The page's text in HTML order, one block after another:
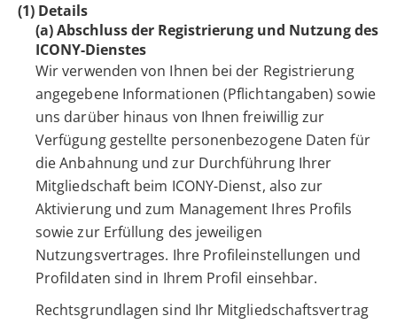
(1) Details
(a) Abschluss der Registrierung und Nutzung des
ICONY-Dienstes
Wir verwenden von Ihnen bei der Registrierung
angegebene Informationen (Pflichtangaben) sowie
uns darüber hinaus von Ihnen freiwillig zur
Verfügung gestellte personenbezogene Daten für
die Anbahnung und zur Durchführung Ihrer
Mitgliedschaft beim ICONY-Dienst, also zur
Aktivierung und zum Management Ihres Profils
sowie zur Erfüllung des jeweiligen
Nutzungsvertrages. Ihre Profileinstellungen und
Profildaten sind in Ihrem Profil einsehbar.
Rechtsgrundlagen sind Ihr Mitgliedschaftsvertrag